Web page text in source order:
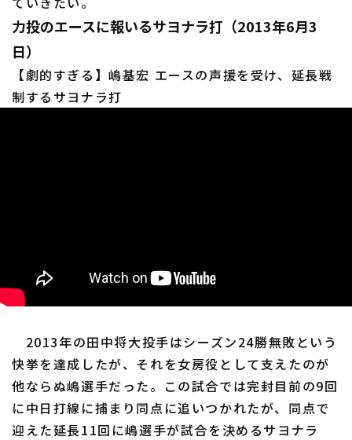
力投のエースに報いるサヨナラ打（2013年6月3
日）
【劇的すぎる】嶋基宏 エースの声援を受け、延長戦
制するサヨナラ打
2013年の田中将大投手はシーズン24勝無敗という
快挙を達成したが、それを女房役として支えたのが
他ならぬ嶋選手だった。この試合では完封目前の9回
に中日打線に捕まり同点に追いつかれたが、同点で
迎えた延長11回に嶋選手が試合を決めるサヨナラ